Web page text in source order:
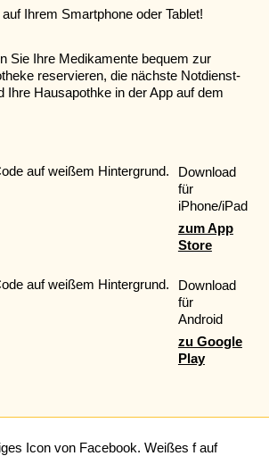
Ihrem Smartphone oder Tablet!
Sie Ihre Medikamente bequem zur
reservieren, die nächste Notdienst-
Ihre Hausapothke in der App auf dem
Download
für
iPhone/iPad
zum App
Store
Download
für
Android
zu Google
Play